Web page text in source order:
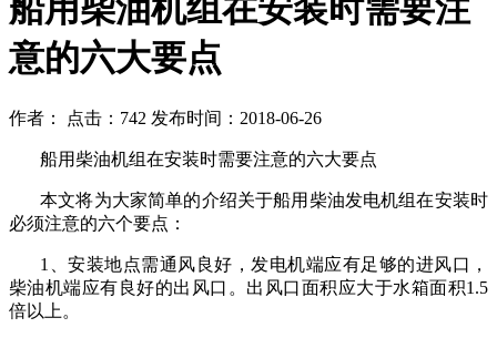
船用柴油机组在安装时需要注
意的六大要点
作者： 点击：742 发布时间：2018-06-26
船用柴油机组在安装时需要注意的六大要点
本文将为大家简单的介绍关于船用柴油发电机组在安装时
必须注意的六个要点：
1
、安装地点需通风良好，发电机端应有足够的进风口，
柴油机端应有良好的出风口。出风口面积应大于水箱面积1.5
倍以上。